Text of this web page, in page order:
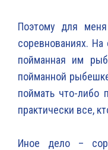
Поэтому для
соревнованиях.
пойманная им
пойманной
поймать что-либо
практически все,
Иное дело –